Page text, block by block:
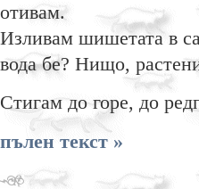
отивам.
Изливам шишетата в
вода бе? Нищо,
Стигам до горе, до
пълен текст »